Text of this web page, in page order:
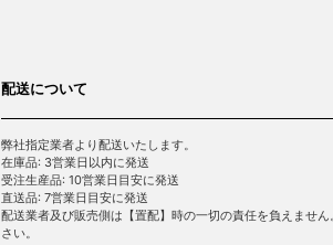
配送について
弊社指定業者より配送いたします。
在庫品: 3営業日以内に発送
受注生産品: 10営業日目安に発送
直送品: 7営業日目安に発送
配送業者及び販売側は【置配】時の一切の責任を負えませ
さい。